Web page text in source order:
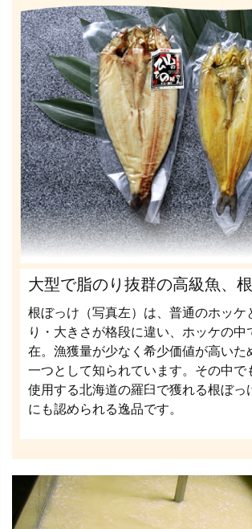
大型で脂のり抜群の高級魚、
根ぼっけ（写真左）は、普通のホッケ
り・大きさが格段に違い、ホッケの中
在。漁獲量が少なく希少価値が高いた
一つとして知られています。その中で
使用する北海道の羅臼で獲れる根ぼっ
にも認められる逸品です。